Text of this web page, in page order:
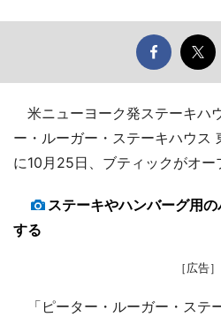
米ニューヨーク発ステーキハ
ー・ルーガー・ステーキハウス
に10月25日、ブティックがオー
ステーキやハンバーグ用
する
［広告］
「ピーター・ルーガー・ステ